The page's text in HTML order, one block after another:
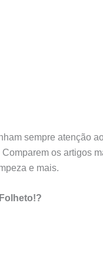
sempre atenção
os artigos
e mais.